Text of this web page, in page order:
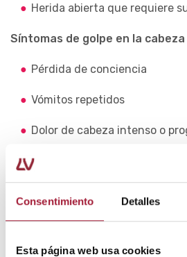
Consentimiento Detalles
Esta página web usa cookies
Herida abierta que requiere
Síntomas de golpe en la
Pérdida de conciencia
Vómitos repetidos
Dolor de cabeza intenso o
Lloro inconsolable
Comportamientos anómalos
Movimientos extraños de los